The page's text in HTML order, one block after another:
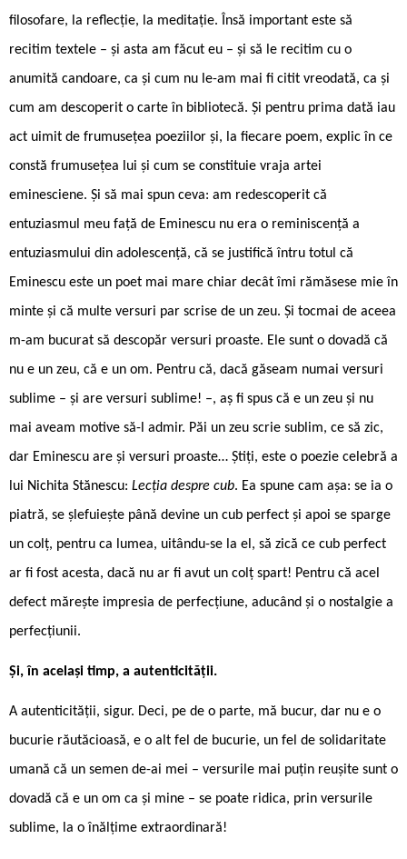
filosofare, la reflecție, la meditație. Însă important este să
recitim textele – și asta am făcut eu – și să le recitim cu o
anumită candoare, ca și cum nu le-am mai fi citit vreodată, ca și
cum am descoperit o carte în bibliotecă. Și pentru prima dată iau
act uimit de frumusețea poeziilor și, la fiecare poem, explic în ce
constă frumusețea lui și cum se constituie vraja artei
eminesciene. Și să mai spun ceva: am redescoperit că
entuziasmul meu față de Eminescu nu era o reminiscență a
entuziasmului din adolescență, că se justifică întru totul că
Eminescu este un poet mai mare chiar decât îmi rămăsese mie în
minte și că multe versuri par scrise de un zeu. Și tocmai de aceea
m-am bucurat să descopăr versuri proaste. Ele sunt o dovadă că
nu e un zeu, că e un om. Pentru că, dacă găseam numai versuri
sublime – și are versuri sublime! –, aș fi spus că e un zeu și nu
mai aveam motive să-l admir. Păi un zeu scrie sublim, ce să zic,
dar Eminescu are și versuri proaste… Știți, este o poezie celebră a
lui Nichita Stănescu: Lecția despre cub. Ea spune cam așa: se ia o
piatră, se șlefuiește până devine un cub perfect și apoi se sparge
un colț, pentru ca lumea, uitându-se la el, să zică ce cub perfect
ar fi fost acesta, dacă nu ar fi avut un colț spart! Pentru că acel
defect mărește impresia de perfecțiune, aducând și o nostalgie a
perfecțiunii.
Și, în același timp, a autenticității.
A autenticității, sigur. Deci, pe de o parte, mă bucur, dar nu e o
bucurie răutăcioasă, e o alt fel de bucurie, un fel de solidaritate
umană că un semen de-ai mei – versurile mai puțin reușite sunt o
dovadă că e un om ca și mine – se poate ridica, prin versurile
sublime, la o înălțime extraordinară!